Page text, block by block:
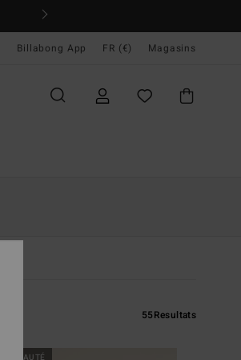
Billabong App FR (€) Magasins
55Resultats
NOUVEAUTÉ